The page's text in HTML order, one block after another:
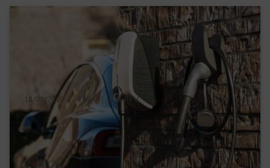
18/01/2019 | 4 min. Isabelle V.
5 solutions pour convertir ses employés et
bâtiments à la voiture électrique
En lire plus